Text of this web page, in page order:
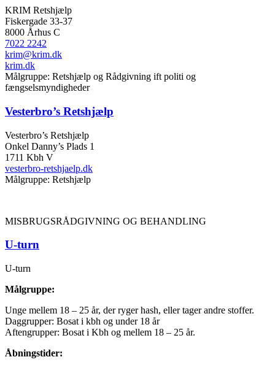
KRIM Retshjælp
Fiskergade 33-37
8000 Århus C
7022 2242
krim@krim.dk
krim.dk
Målgruppe: Retshjælp og Rådgivning ift politi og
fængselsmyndigheder
Vesterbro’s Retshjælp
Vesterbro’s Retshjælp
Onkel Danny’s Plads 1
1711 Kbh V
vesterbro-retshjaelp.dk
Målgruppe: Retshjælp
MISBRUGSRÅDGIVNING OG BEHANDLING
U-turn
U-turn
Målgruppe:
Unge mellem 18 – 25 år, der ryger hash, eller tager andre stoffer.
Daggrupper: Bosat i kbh og under 18 år
Aftengrupper: Bosat i Kbh og mellem 18 – 25 år.
Åbningstider: